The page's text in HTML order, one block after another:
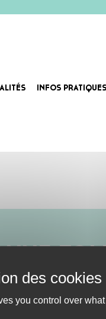
INFOS PRATIQUES
you control over